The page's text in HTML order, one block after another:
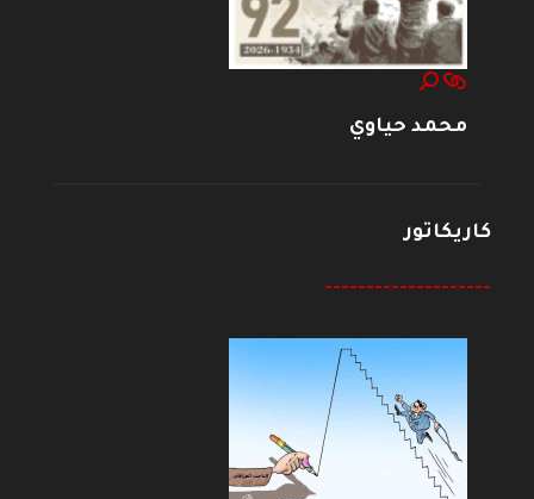
محمد حياوي
كاريكاتور
--------------------